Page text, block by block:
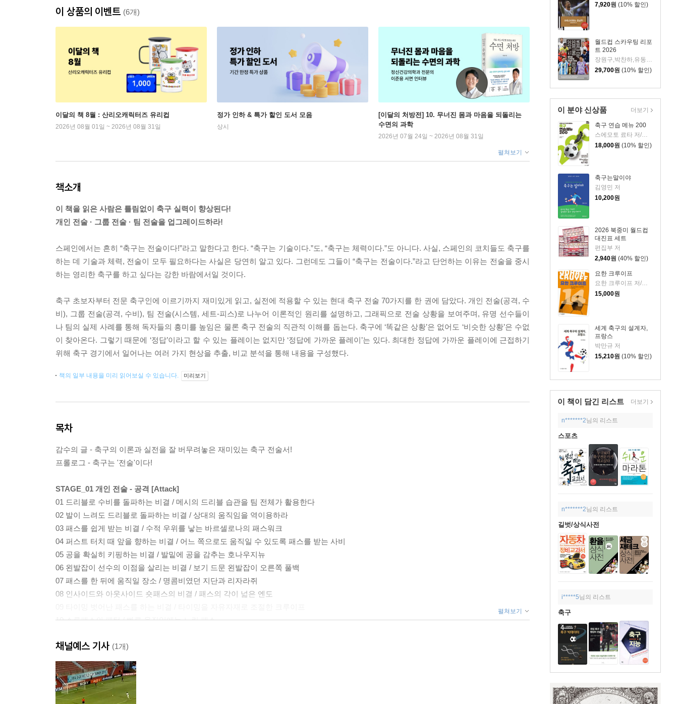
7,920원 (10% 할인)
월드컵 스카우팅 리포
트 2026
장원구,박찬하,유동조,박진호 저
29,700원 (10% 할인)
이 분야 신상품
축구 연습 메뉴 200
스에모토 료타 저/남가영 역
18,000원 (10% 할인)
축구는말이야
김영민 저
10,200원
2026 북중미 월드컵
대진표 세트
편집부 저
2,940원 (40% 할인)
요한 크루이프
요한 크루이프 저/이성모 역
15,000원
세계 축구의 설계자,
프랑스
박만규 저
15,210원 (10% 할인)
더보기
이 책이 담긴 리스트 더보기
n*******2님의 리스트
스포츠
n*******2님의 리스트
길벗/상식사전
i*****5님의 리스트
축구
이 상품의 이벤트 (6개)
이달의 책 8월 : 산리오캐릭터즈 유리컵
2026년 08월 01일 ~ 2026년 08월 31일
정가 인하 & 특가 할인 도서 모음
상시
[이달의 처방전] 10. 무너진 몸과 마음을 되돌리는
수면의 과학
2026년 07월 24일 ~ 2026년 08월 31일
펼쳐보기
책소개
이 책을 읽은 사람은 틀림없이 축구 실력이 향상된다!
개인 전술 · 그룹 전술 · 팀 전술을 업그레이드하라!
스페인에서는 흔히 “축구는 전술이다!”라고 말한다고 한다. “축구는 기술이다.”도, “축구는 체력이다.”도 아니다. 사실, 스페인의 코치들도 축구를
하는 데 기술과 체력, 전술이 모두 필요하다는 사실은 당연히 알고 있다. 그런데도 그들이 “축구는 전술이다.”라고 단언하는 이유는 전술을 중시
하는 영리한 축구를 하고 싶다는 강한 바람에서일 것이다.
축구 초보자부터 전문 축구인에 이르기까지 재미있게 읽고, 실전에 적용할 수 있는 현대 축구 전술 70가지를 한 권에 담았다. 개인 전술(공격, 수
비), 그룹 전술(공격, 수비), 팀 전술(시스템, 세트-피스)로 나누어 이론적인 원리를 설명하고, 그래픽으로 전술 상황을 보여주며, 유명 선수들이
나 팀의 실제 사례를 통해 독자들의 흥미를 높임은 물론 축구 전술의 직관적 이해를 돕는다. 축구에 ‘똑같은 상황’은 없어도 ‘비슷한 상황’은 수없
이 찾아온다. 그렇기 때문에 ‘정답’이라고 할 수 있는 플레이는 없지만 ‘정답에 가까운 플레이’는 있다. 최대한 정답에 가까운 플레이에 근접하기
위해 축구 경기에서 일어나는 여러 가지 현상을 추출, 비교 분석을 통해 내용을 구성했다.
책의 일부 내용을 미리 읽어보실 수 있습니다. 미리보기
목차
감수의 글 - 축구의 이론과 실전을 잘 버무려놓은 재미있는 축구 전술서!
프롤로그 - 축구는 '전술'이다!
STAGE_01 개인 전술 - 공격 [Attack]
01 드리블로 수비를 돌파하는 비결 / 메시의 드리블 습관을 팀 전체가 활용한다
02 발이 느려도 드리블로 돌파하는 비결 / 상대의 움직임을 역이용하라
03 패스를 쉽게 받는 비결 / 수적 우위를 낳는 바르셀로나의 패스워크
04 퍼스트 터치 때 앞을 향하는 비결 / 어느 쪽으로도 움직일 수 있도록 패스를 받는 사비
05 공을 확실히 키핑하는 비결 / 발밑에 공을 감추는 호나우지뉴
06 왼발잡이 선수의 이점을 살리는 비결 / 보기 드문 왼발잡이 오른쪽 풀백
07 패스를 한 뒤에 움직일 장소 / 명콤비였던 지단과 리자라쥐
08 인사이드와 아웃사이드 숏패스의 비결 / 패스의 각이 넓은 엔도
10 스루패스의 패턴 / 빠른 움직임에는 느린 패스
12 슛을 성공하기 쉬운 지역 / 무적의 델피에로존
13 중거리 슛을 성공하는 비결 / 칼럼: 골인 아니면 홈런
14 얼리크로스의 타이밍을 맞추는 법 / 베컴을 활용하는 법
15 하이크로스의 타이밍을 맞추는 법 / 정면에서 쏘는 슛이 가장 성공률이 높다
펼쳐보기
채널예스 기사 (1개)